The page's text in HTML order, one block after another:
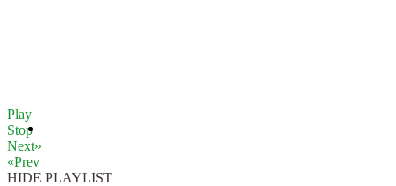
Play
Stop
Next»
«Prev
HIDE PLAYLIST